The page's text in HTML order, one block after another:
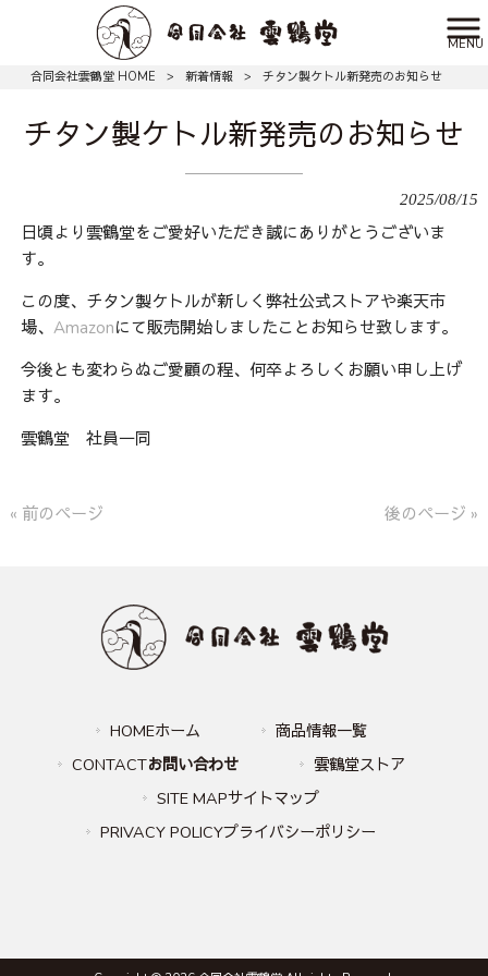
MENU
合同会社雲鶴堂 HOME > 新着情報 > チタン製ケトル新発売のお知らせ
チタン製ケトル新発売のお知らせ
2025/08/15
日頃より雲鶴堂をご愛好いただき誠にありがとうございま
す。
この度、チタン製ケトルが新しく弊社公式ストアや楽天市
場、 Amazonにて販売開始しましたことお知らせ致します。
今後とも変わらぬご愛顧の程、何卒よろしくお願い申し上げ
ます。
雲鶴堂 社員一同
« 前のページ 後のページ »
HOMEホーム
商品情報一覧
CONTACTお問い合わせ
雲鶴堂ストア
SITE MAPサイトマップ
PRIVACY POLICYプライバシーポリシー